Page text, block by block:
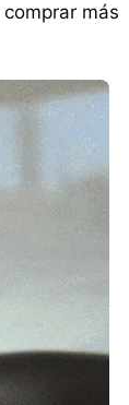
más